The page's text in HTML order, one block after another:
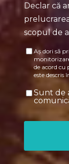
Declar că
scopul de
Aș dori să
de acord cu
este descris
Sunt de